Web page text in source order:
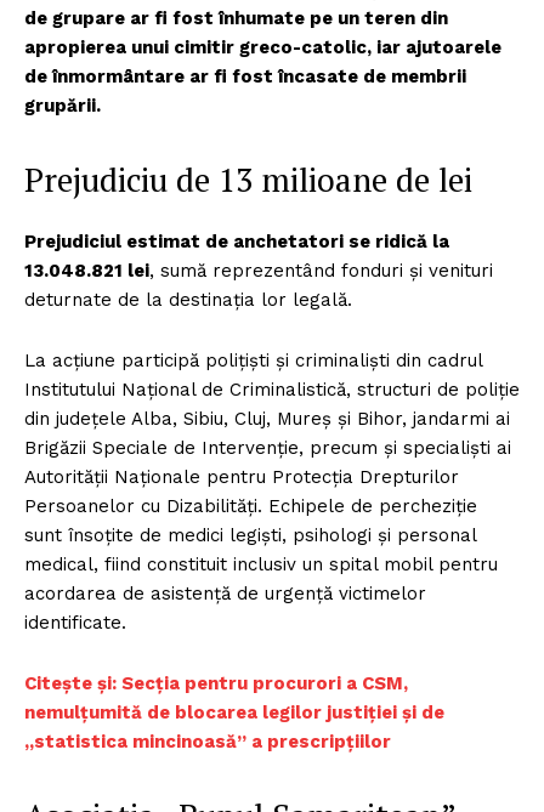
de grupare ar fi fost înhumate pe un teren din
apropierea unui cimitir greco-catolic, iar ajutoarele
de înmormântare ar fi fost încasate de membrii
grupării.
Prejudiciu de 13 milioane de lei
Prejudiciul estimat de anchetatori se ridică la
13.048.821 lei, sumă reprezentând fonduri și venituri
deturnate de la destinația lor legală.
La acțiune participă polițiști și criminaliști din cadrul
Institutului Național de Criminalistică, structuri de poliție
din județele Alba, Sibiu, Cluj, Mureș și Bihor, jandarmi ai
Brigăzii Speciale de Intervenție, precum și specialiști ai
Autorității Naționale pentru Protecția Drepturilor
Persoanelor cu Dizabilități. Echipele de percheziție
sunt însoțite de medici legiști, psihologi și personal
medical, fiind constituit inclusiv un spital mobil pentru
acordarea de asistență de urgență victimelor
identificate.
Citește și: Secția pentru procurori a CSM,
nemulțumită de blocarea legilor justiției și de
„statistica mincinoasă” a prescripțiilor